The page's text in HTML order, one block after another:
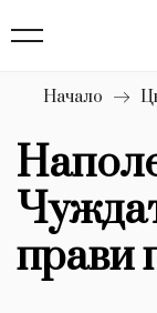
Бизнес
Мода
4340
Красота
Начало
прави